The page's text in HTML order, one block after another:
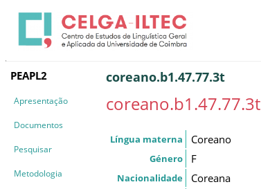
PEAPL2
Apresentação
Documentos
Pesquisar
Metodologia
coreano.b1.47.77.3t
coreano.b1.47.77.3t
Língua materna Coreano
Género F
Nacionalidade Coreana